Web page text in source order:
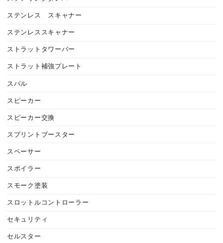
ステンレス スキャナー
ステンレススキャナー
ストラットタワーバー
ストラット補強プレート
スバル
スピーカー
スピーカー交換
スプリントブースター
スペーサー
スポイラー
スモーク塗装
スロットルコントローラー
セキュリティ
セルスター